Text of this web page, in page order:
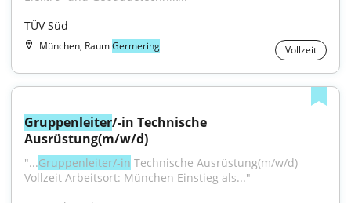
TÜV Süd
München, RaumGermering Vollzeit
Gruppenleiter/-in Technische
Ausrüstung(m/w/d)
"...Gruppenleiter/-in Technische Ausrüstung(m/w/d)
Vollzeit Arbeitsort: München Einstieg als..."